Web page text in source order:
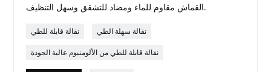
القماش مقاوم للماء ومضاد للتشقق وسهل التنظيف.
نقالة قابلة للطي نقالة سهلة الطي
نقالة قابلة للطي من الألومنيوم عالية الجودة